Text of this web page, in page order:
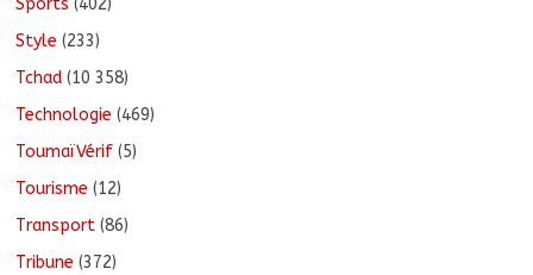
Sports (402)
Style (233)
Tchad (10 358)
Technologie (469)
ToumaïVérif (5)
Tourisme (12)
Transport (86)
Tribune (372)